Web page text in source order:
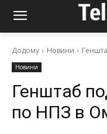
Додому Новини
Новини
Генштаб
по НПЗ в